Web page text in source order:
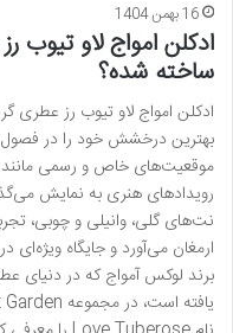
16 بهمن 1404
ادکلن امواج لاو
ساخته شده؟
ادکلن امواج لاو تیوب رز عطری
بهترین درخشش خود را در فصول
موقعیت‌های خاص و رسمی مانند
رویدادهای هنری به نمایش
نت‌های گلی، وانیلی و چوبی،
ارمغان می‌آورد و جایگاه
برند لوکس آمواج که در دنیای